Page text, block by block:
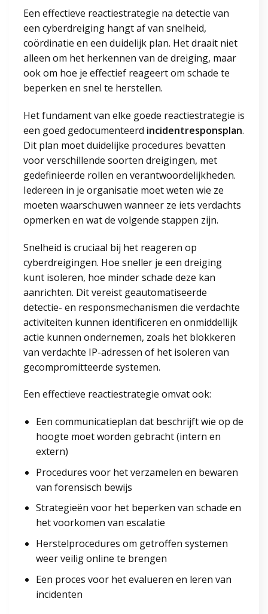
Een effectieve reactiestrategie na detectie van
een cyberdreiging hangt af van snelheid,
coördinatie en een duidelijk plan. Het draait niet
alleen om het herkennen van de dreiging, maar
ook om hoe je effectief reageert om schade te
beperken en snel te herstellen.
Het fundament van elke goede reactiestrategie is
een goed gedocumenteerd incidentresponsplan.
Dit plan moet duidelijke procedures bevatten
voor verschillende soorten dreigingen, met
gedefinieerde rollen en verantwoordelijkheden.
Iedereen in je organisatie moet weten wie ze
moeten waarschuwen wanneer ze iets verdachts
opmerken en wat de volgende stappen zijn.
Snelheid is cruciaal bij het reageren op
cyberdreigingen. Hoe sneller je een dreiging
kunt isoleren, hoe minder schade deze kan
aanrichten. Dit vereist geautomatiseerde
detectie- en responsmechanismen die verdachte
activiteiten kunnen identificeren en onmiddellijk
actie kunnen ondernemen, zoals het blokkeren
van verdachte IP-adressen of het isoleren van
gecompromitteerde systemen.
Een effectieve reactiestrategie omvat ook:
Een communicatieplan dat beschrijft wie op de
hoogte moet worden gebracht (intern en
extern)
Procedures voor het verzamelen en bewaren
van forensisch bewijs
Strategieën voor het beperken van schade en
het voorkomen van escalatie
Herstelprocedures om getroffen systemen
weer veilig online te brengen
Een proces voor het evalueren en leren van
incidenten